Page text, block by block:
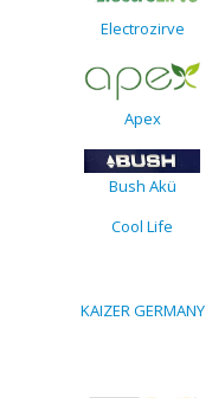
Electrozirve
Apex
Bush Akü
Cool Life
KAIZER GERMANY